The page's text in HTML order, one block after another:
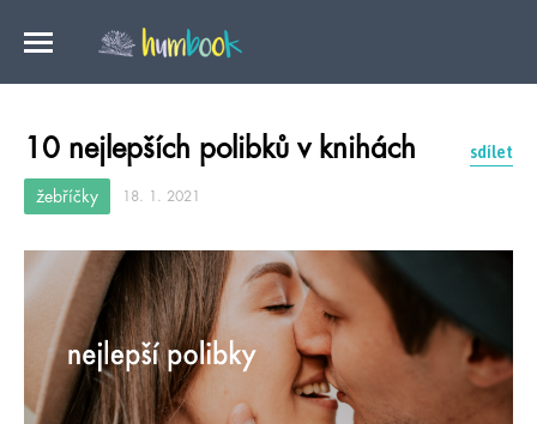
10 nejlepších polibků v knihách sdílet
žebříčky 18. 1. 2021